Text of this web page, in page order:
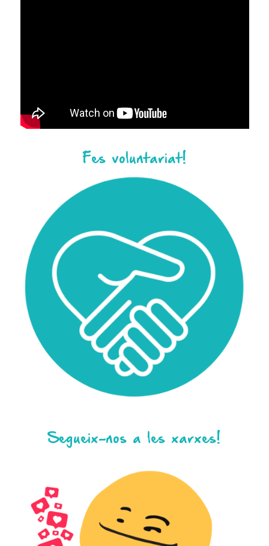
Fes voluntariat!
Segueix-nos a les xarxes!